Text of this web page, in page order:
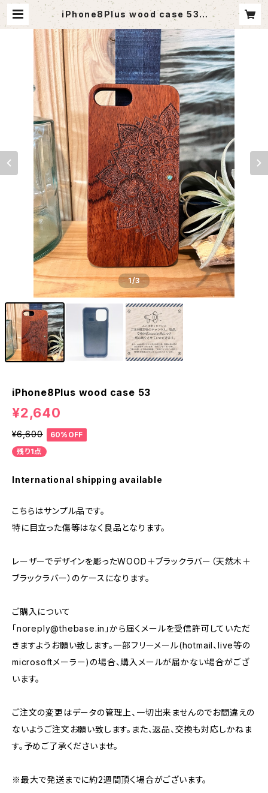
iPhone8Plus wood case 53 |
agoutlet
1/3
iPhone8Plus wood case 53
¥2,640
¥6,600
60%OFF
残り1点
International shipping available
こちらはサンプル品です。
特に目立った傷等はなく良品となります。
レーザーでデザインを彫ったWOOD＋ブラックラバー（天然木＋
ブラックラバー）のケースになります。
ご購入について
「noreply@thebase.in 」から届くメールを受信許可していただ
きますようお願い致します。一部フリーメール(hotmail、live等の
microsoftメーラー)の場合、購入メールが届かない場合がござ
います。
ご注文の変更はデータの管理上、一切出来ませんのでお間違えの
ないようご注文お願い致します。また、返品、交換も対応しかねま
す。予めご了承くださいませ。
※最大で発送までに約2週間頂く場合がございます。